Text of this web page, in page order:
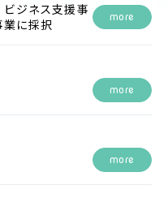
ジネス支援事
業に採択
more
more
more